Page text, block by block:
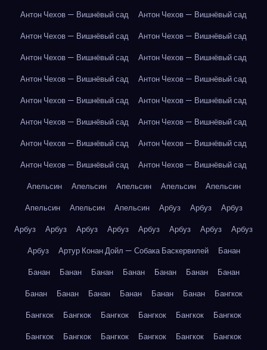
Антон Чехов — Вишнёвый сад
Антон Чехов — Вишнёвый сад
Антон Чехов — Вишнёвый сад
Антон Чехов — Вишнёвый сад
Антон Чехов — Вишнёвый сад
Антон Чехов — Вишнёвый сад
Антон Чехов — Вишнёвый сад
Антон Чехов — Вишнёвый сад
Антон Чехов — Вишнёвый сад
Антон Чехов — Вишнёвый сад
Антон Чехов — Вишнёвый сад
Антон Чехов — Вишнёвый сад
Антон Чехов — Вишнёвый сад
Антон Чехов — Вишнёвый сад
Антон Чехов — Вишнёвый сад
Антон Чехов — Вишнёвый сад
Апельсин
Апельсин Апельсин Апельсин
Апельсин
Апельсин
Апельсин Апельсин Арбуз Арбуз
Арбуз
Арбуз
Арбуз Арбуз Арбуз Арбуз Арбуз Арбуз
Арбуз
Арбуз
Артур Конан Дойл — Собака Баскервилей
Банан
Банан
Банан Банан Банан Банан Банан
Банан
Банан
Банан Банан Банан Банан Банан
Бангкок
Бангкок
Бангкок Бангкок Бангкок Бангкок
Бангкок
Бангкок
Бангкок Бангкок Бангкок Бангкок Бангкок